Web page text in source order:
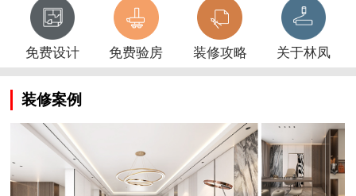
免费设计 免费验房 装修攻略 关于林凤
装修案例